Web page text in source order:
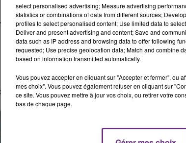
FM LE WEEK-
la piscine ne sera plus accessible au public à
select personalised advertising; Measure advertising
statistics or combinations of data from different sources;
profiles to select personalised content; Use limited data to
Deliver and present advertising and content; Save and
data such as IP address and browsing data to offer following
requested; Use precise geolocation data; Match and combine
based on information transmitted automatically.
Vous pouvez accepter en cliquant sur "Accepter et fermer", ou
mes choix". Vous pouvez également refuser en cliquant sur
ce site. Vous pouvez mettre à jour vos choix, ou retirer votre
bas de chaque page.